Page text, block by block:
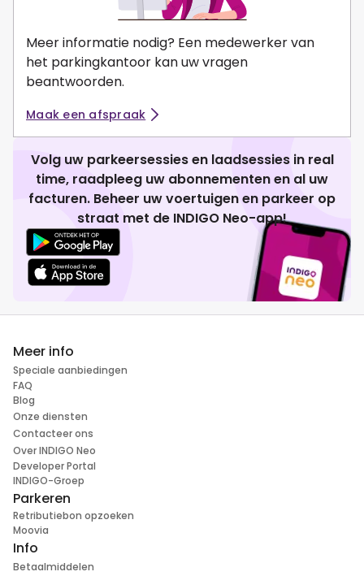
Meer informatie nodig? Een medewerker van
het parkingkantoor kan uw vragen
beantwoorden.
Maak een afspraak
Volg uw parkeersessies en laadsessies in real
time, raadpleeg uw abonnementen en al uw
facturen. Beheer uw voertuigen en parkeer op
straat met de INDIGO Neo-app!
Meer info
Speciale aanbiedingen
FAQ
Blog
Onze diensten
Contacteer ons
Over INDIGO Neo
Developer Portal
INDIGO-Groep
Parkeren
Retributiebon opzoeken
Moovia
Info
Betaalmiddelen